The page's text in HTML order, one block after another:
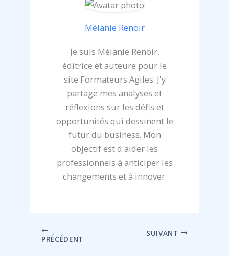
Mélanie Renoir
Je suis Mélanie Renoir,
éditrice et auteure pour le
site Formateurs Agiles. J'y
partage mes analyses et
réflexions sur les défis et
opportunités qui dessinent le
futur du business. Mon
objectif est d'aider les
professionnels à anticiper les
changements et à innover.
PRÉCÉDENT
SUIVANT